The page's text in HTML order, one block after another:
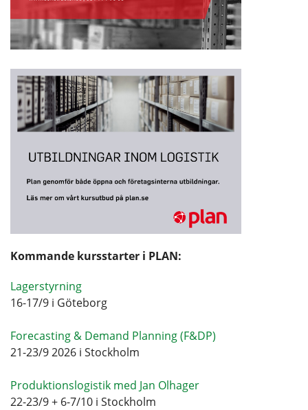
Kommande kursstarter i PLAN:
Lagerstyrning
16-17/9 i Göteborg
Forecasting & Demand Planning (F&DP)
21-23/9 2026 i Stockholm
Produktionslogistik med Jan Olhager
22-23/9 + 6-7/10 i Stockholm